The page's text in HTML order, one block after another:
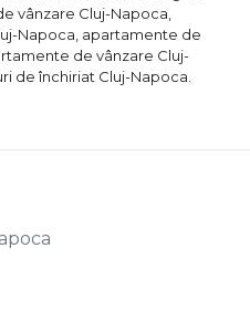
vânzare Cluj-Napoca
Napoca apartamente de
de vânzare Cluj-
de închiriat Cluj-Napoca